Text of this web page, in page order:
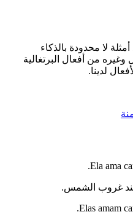
الـ 20، وتوليد أمثلة لا محدودة بالذكاء
من أفعال البرتغالية
لدينا.
Ela ama
غروب الشمس.
Elas amam